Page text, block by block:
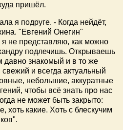
пришёл.
я подруге. - Когда нейдёт,
"Евгений Онегин"
я не представляю, как можно
подлечишь. Открываешь
давно знакомый и в то же
и всегда актуальный
небольшие, аккуратные
чтобы всё знать про нас
не может быть закрыто:
хоть какие. Хоть с блескучим